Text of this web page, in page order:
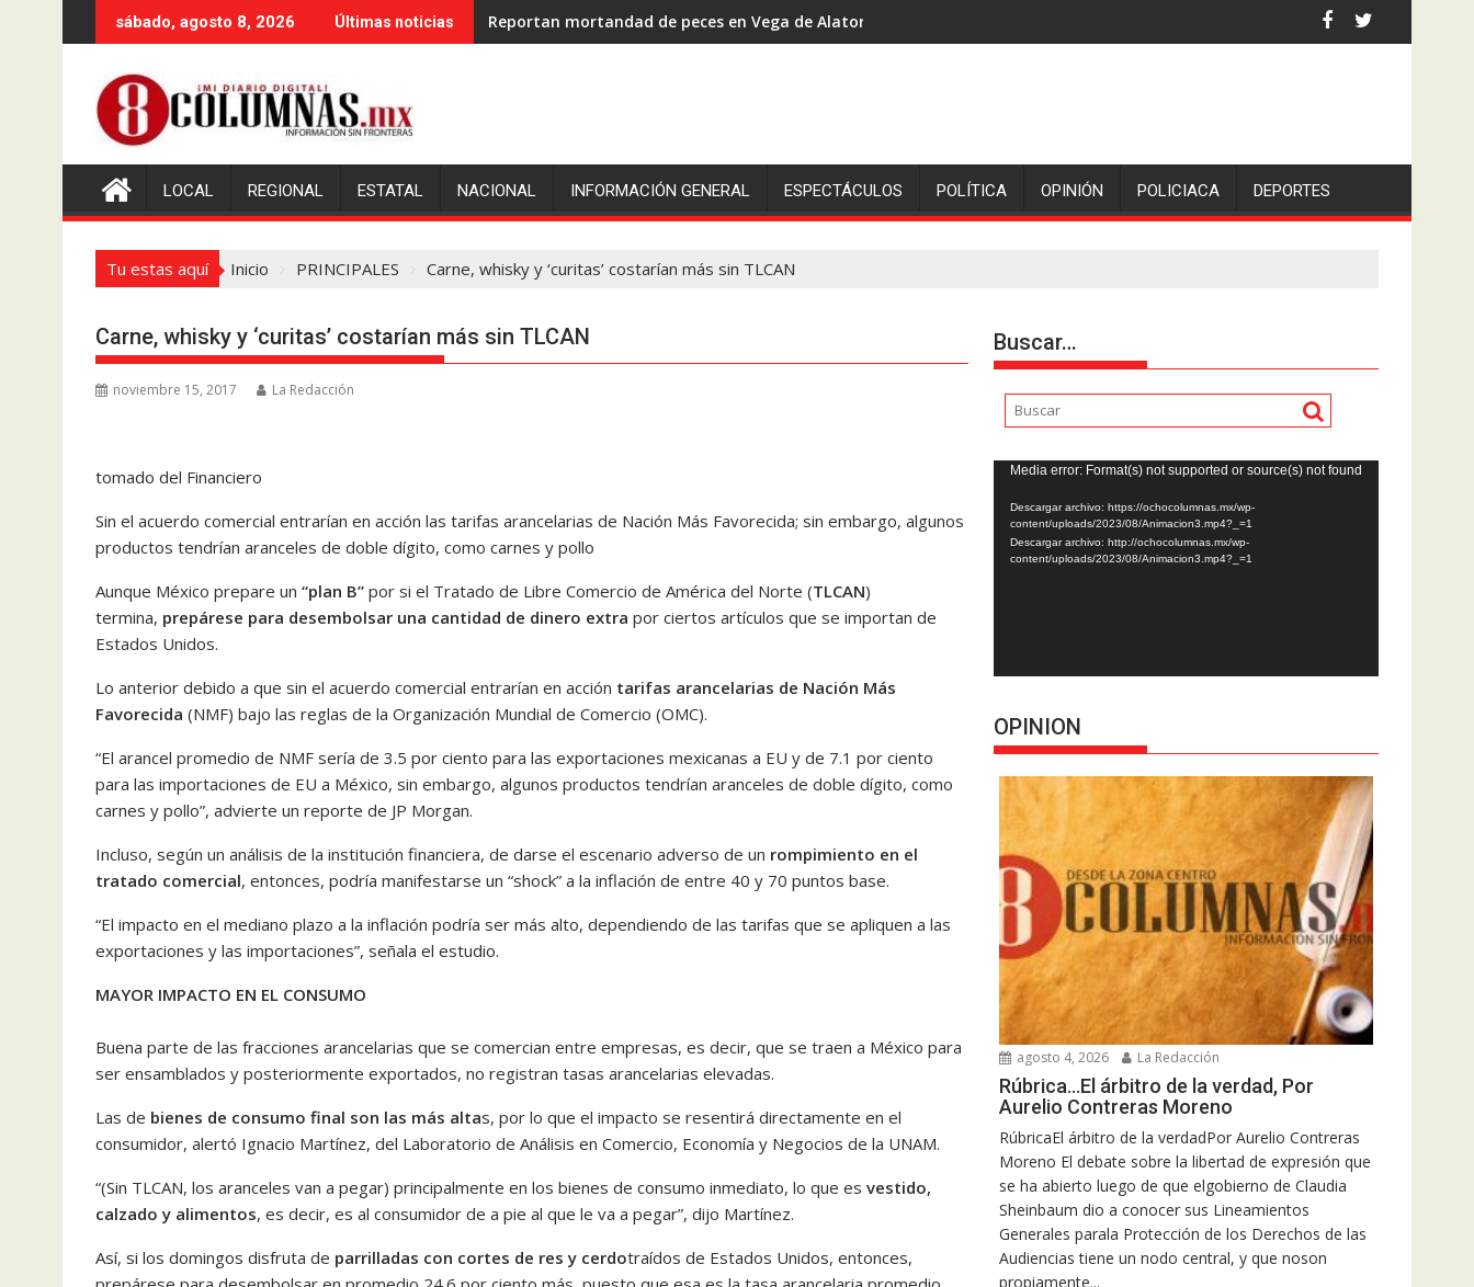
al
sábado, agosto 8, 2026 Últimas noticias Reportan mortandad de peces en Vega de Alatorre: pescadores piden escolleras para evitar nuevos casos
LOCAL REGIONAL ESTATAL NACIONAL INFORMACIÓN GENERAL ESPECTÁCULOS POLÍTICA OPINIÓN POLICIACA DEPORTES
Tu estas aquí Inicio PRINCIPALES Carne, whisky y ‘curitas’ costarían más sin TLCAN
Carne, whisky y ‘curitas’ costarían más sin TLCAN
noviembre 15, 2017 La Redacción
tomado del Financiero
Sin el acuerdo comercial entrarían en acción las tarifas arancelarias de Nación Más Favorecida; sin embargo, algunos
productos tendrían aranceles de doble dígito, como carnes y pollo
Aunque México prepare un “plan B” por si el Tratado de Libre Comercio de América del Norte (TLCAN)
termina, prepárese para desembolsar una cantidad de dinero extra por ciertos artículos que se importan de
Estados Unidos.
Lo anterior debido a que sin el acuerdo comercial entrarían en acción tarifas arancelarias de Nación Más
Favorecida (NMF) bajo las reglas de la Organización Mundial de Comercio (OMC).
“El arancel promedio de NMF sería de 3.5 por ciento para las exportaciones mexicanas a EU y de 7.1 por ciento
para las importaciones de EU a México, sin embargo, algunos productos tendrían aranceles de doble dígito, como
carnes y pollo”, advierte un reporte de JP Morgan.
Incluso, según un análisis de la institución financiera, de darse el escenario adverso de un rompimiento en el
tratado comercial, entonces, podría manifestarse un “shock” a la inflación de entre 40 y 70 puntos base.
“El impacto en el mediano plazo a la inflación podría ser más alto, dependiendo de las tarifas que se apliquen a las
exportaciones y las importaciones”, señala el estudio.
MAYOR IMPACTO EN EL CONSUMO
Buena parte de las fracciones arancelarias que se comercian entre empresas, es decir, que se traen a México para
ser ensamblados y posteriormente exportados, no registran tasas arancelarias elevadas.
Las de bienes de consumo final son las más altas, por lo que el impacto se resentirá directamente en el
consumidor, alertó Ignacio Martínez, del Laboratorio de Análisis en Comercio, Economía y Negocios de la UNAM.
“(Sin TLCAN, los aranceles van a pegar) principalmente en los bienes de consumo inmediato, lo que es vestido,
calzado y alimentos, es decir, es al consumidor de a pie al que le va a pegar”, dijo Martínez.
Así, si los domingos disfruta de parrilladas con cortes de res y cerdotraídos de Estados Unidos, entonces,
Buscar…
Reproductor
de
vídeo
Media error: Format(s) not supported or source(s) not found
Descargar archivo: https://ochocolumnas.mx/wp-
content/uploads/2023/08/Animacion3.mp4?_=1
Descargar archivo: http://ochocolumnas.mx/wp-
content/uploads/2023/08/Animacion3.mp4?_=1
OPINION
agosto 4, 2026 La Redacción
Rúbrica…El árbitro de la verdad, Por
Aurelio Contreras Moreno
RúbricaEl árbitro de la verdadPor Aurelio Contreras
Moreno El debate sobre la libertad de expresión que
se ha abierto luego de que elgobierno de Claudia
Sheinbaum dio a conocer sus Lineamientos
Generales parala Protección de los Derechos de las
Audiencias tiene un nodo central, y que noson
propiamente...